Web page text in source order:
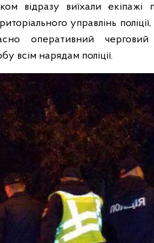
відразу виїхали екіпажі
управлінь
оперативний черговий
всім нарядам поліції.